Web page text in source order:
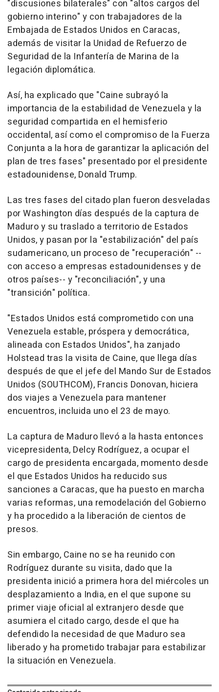
"discusiones bilaterales" con "altos cargos del
gobierno interino" y con trabajadores de la
Embajada de Estados Unidos en Caracas,
además de visitar la Unidad de Refuerzo de
Seguridad de la Infantería de Marina de la
legación diplomática.
Así, ha explicado que "Caine subrayó la
importancia de la estabilidad de Venezuela y la
seguridad compartida en el hemisferio
occidental, así como el compromiso de la Fuerza
Conjunta a la hora de garantizar la aplicación del
plan de tres fases" presentado por el presidente
estadounidense, Donald Trump.
Las tres fases del citado plan fueron desveladas
por Washington días después de la captura de
Maduro y su traslado a territorio de Estados
Unidos, y pasan por la "estabilización" del país
sudamericano, un proceso de "recuperación" --
con acceso a empresas estadounidenses y de
otros países-- y "reconciliación", y una
"transición" política.
"Estados Unidos está comprometido con una
Venezuela estable, próspera y democrática,
alineada con Estados Unidos", ha zanjado
Holstead tras la visita de Caine, que llega días
después de que el jefe del Mando Sur de Estados
Unidos (SOUTHCOM), Francis Donovan, hiciera
dos viajes a Venezuela para mantener
encuentros, incluida uno el 23 de mayo.
La captura de Maduro llevó a la hasta entonces
vicepresidenta, Delcy Rodríguez, a ocupar el
cargo de presidenta encargada, momento desde
el que Estados Unidos ha reducido sus
sanciones a Caracas, que ha puesto en marcha
varias reformas, una remodelación del Gobierno
y ha procedido a la liberación de cientos de
presos.
Sin embargo, Caine no se ha reunido con
Rodríguez durante su visita, dado que la
presidenta inició a primera hora del miércoles un
desplazamiento a India, en el que supone su
primer viaje oficial al extranjero desde que
asumiera el citado cargo, desde el que ha
defendido la necesidad de que Maduro sea
liberado y ha prometido trabajar para estabilizar
la situación en Venezuela.